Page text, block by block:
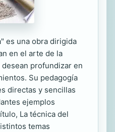
es una obra dirigida
en el arte de la
profundizar en
Su pedagogía
directas y sencillas
ejemplos
La técnica del
temas